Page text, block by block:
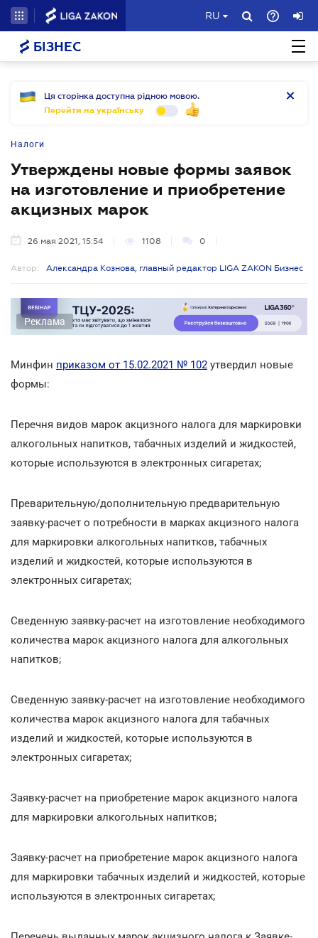
RU
БІЗНЕС
Ця сторінка доступна рідною мовою.
Перейти на українську
Налоги
Утверждены новые формы заявок
на изготовление и приобретение
акцизных марок
26 мая 2021, 15:54 1108 0
Автор: Александра Кознова, главный редактор LIGA ZAKON Бизнес
Реклама
Минфин приказом от 15.02.2021 № 102 утвердил новые
формы:
Перечня видов марок акцизного налога для маркировки
алкогольных напитков, табачных изделий и жидкостей,
которые используются в электронных сигаретах;
Преварительную/дополнительную предварительную
заявку-расчет о потребности в марках акцизного налога
для маркировки алкогольных напитков, табачных
изделий и жидкостей, которые используются в
электронных сигаретах;
Сведенную заявку-расчет на изготовление необходимого
количества марок акцизного налога для алкогольных
напитков;
Сведенную заявку-расчет на изготовление необходимого
количества марок акцизного налога для табачных
изделий и жидкостей, которые используются в
электронных сигаретах;
Заявку-расчет на приобретение марок акцизного налога
для маркировки алкогольных напитков;
Заявку-расчет на приобретение марок акцизного налога
для маркировки табачных изделий и жидкостей, которые
используются в электронных сигаретах;